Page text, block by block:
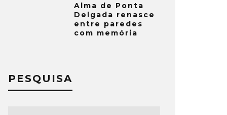
Alma de Ponta
Delgada renasce
entre paredes
com memória
PESQUISA